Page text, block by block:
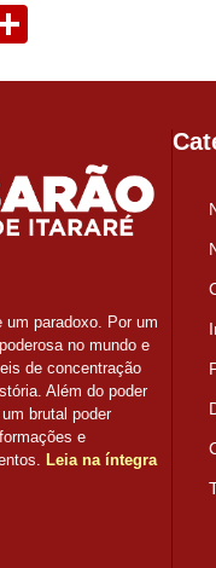
paradoxo. Por um
no mundo e
de concentração
Além do poder
brutal poder
e
Leia na íntegra